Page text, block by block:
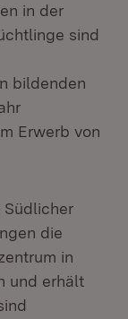
in der
sind
bildenden
Erwerb von
Südlicher
die
in
und erhält